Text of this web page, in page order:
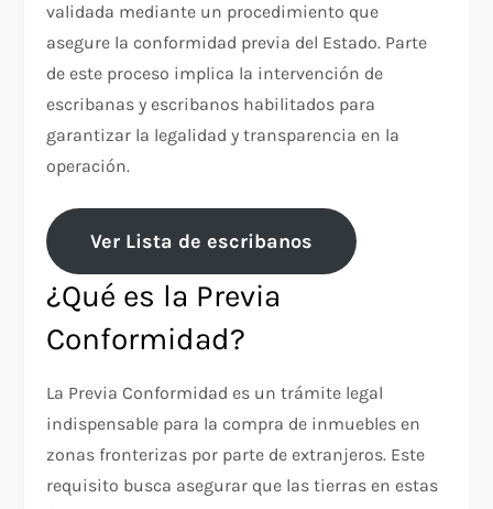
validada mediante un procedimiento que
asegure la conformidad previa del Estado. Parte
de este proceso implica la intervención de
escribanas y escribanos habilitados para
garantizar la legalidad y transparencia en la
operación.
Ver Lista de escribanos
¿Qué es la Previa
Conformidad?
La Previa Conformidad es un trámite legal
indispensable para la compra de inmuebles en
zonas fronterizas por parte de extranjeros. Este
requisito busca asegurar que las tierras en estas